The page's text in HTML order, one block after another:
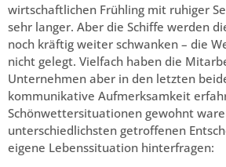
wirtschaftlichen Frühling mit ruhiger
sehr langer. Aber die Schiffe werden
noch kräftig weiter schwanken – die
nicht gelegt. Vielfach haben die
Unternehmen aber in den letzten
kommunikative Aufmerksamkeit
Schönwettersituationen gewohnt
unterschiedlichsten getroffenen
eigene Lebenssituation hinterfragen: